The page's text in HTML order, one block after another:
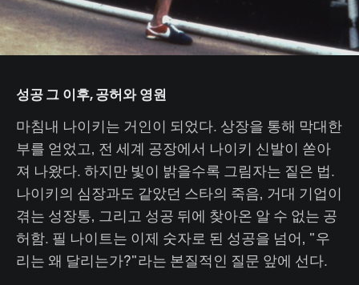
성공 그 이후, 공허와 영원
마침내 나이키는 거인이 되었다. 상장을 통해 막대한
부를 얻었고, 전 세계 공장에서 나이키 신발이 쏟아
져 나왔다. 하지만 빛이 밝을수록 그림자는 짙은 법.
나이키의 심장과도 같았던 스타의 죽음, 거대 기업이
겪는 성장통, 그리고 성공 뒤에 찾아온 알 수 없는 공
허함. 필 나이트는 이제 숫자로 된 성공을 넘어, "우
리는 왜 달리는가?"라는 본질적인 질문 앞에 선다.